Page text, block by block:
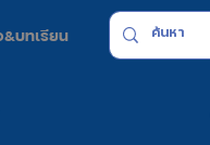
บทเรียน